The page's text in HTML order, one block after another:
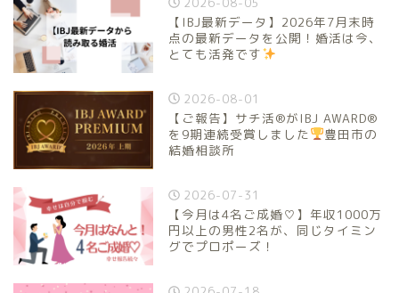
【IBJ最新データ】2026年7月末時
点の最新データを公開！婚活は今、
とても活発です
2026-08-01
【ご報告】サチ活®がIBJ AWARD®
を9期連続受賞しました
豊田市の
結婚相談所
2026-07-31
【今月は4名ご成婚♡】年収1000万
円以上の男性2名が、同じタイミン
グでプロポーズ！